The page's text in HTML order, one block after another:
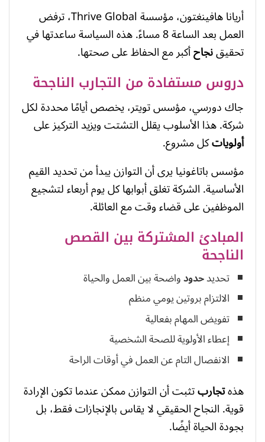
أريانا هافينغتون، مؤسسة Thrive Global، ترفض
العمل بعد الساعة 8 مساءً. هذه السياسة ساعدتها في
تحقيقنجاحأكبر مع الحفاظ على صحتها.
دروس مستفادة من التجارب الناجحة
جاك دورسي، مؤسس تويتر، يخصص أيامًا محددة لكل
شركة. هذا الأسلوب يقلل التشتت ويزيد التركيز على
أولوياتكل مشروع.
مؤسس باتاغونيا يرى أن التوازن يبدأ من تحديد القيم
الأساسية. الشركة تغلق أبوابها كل يوم أربعاء لتشجيع
الموظفين على قضاء وقت مع العائلة.
المبادئ المشتركة بين القصص
الناجحة
تحديدحدودواضحة بين العمل والحياة
الالتزام بروتين يومي منظم
تفويض المهام بفعالية
إعطاء الأولوية للصحة الشخصية
الانفصال التام عن العمل في أوقات الراحة
هذهتجاربتثبت أن التوازن ممكن عندما تكون الإرادة
قوية. النجاح الحقيقي لا يقاس بالإنجازات فقط، بل
بجودة الحياة أيضًا.